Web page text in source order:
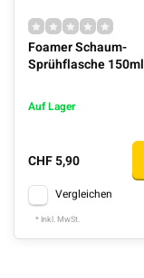
Foamer Schaum-
Sprühflasche 150ml
Auf Lager
CHF 5,90
Vergleichen
* Inkl. MwSt.